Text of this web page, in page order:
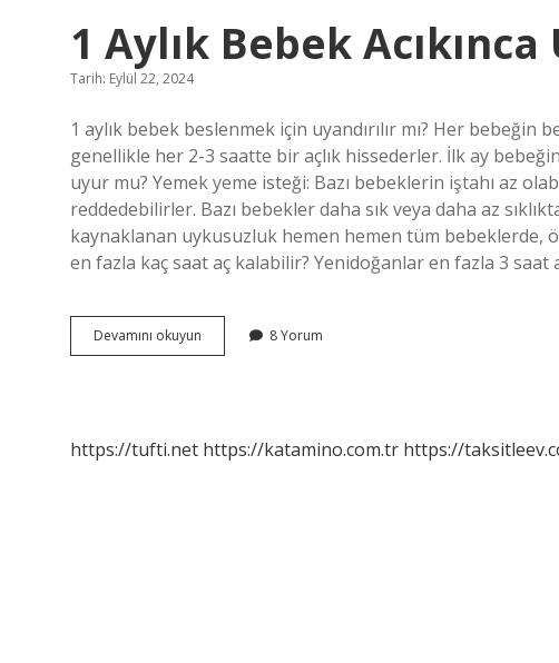
1 Aylık Bebek Acıkınca
Tarih: Eylül 22, 2024
1 aylık bebek beslenmek için uyandırılır mı? Her bebeğin
genellikle her 2-3 saatte bir açlık hissederler. İlk ay
uyur mu? Yemek yeme isteği: Bazı bebeklerin iştahı az
reddedebilirler. Bazı bebekler daha sık veya daha az
kaynaklanan uykusuzluk hemen hemen tüm bebeklerde,
en fazla kaç saat aç kalabilir? Yenidoğanlar en fazla 3 saat
Devamını okuyun
Aylık
8 Yorum
https://tufti.net https://katamino.com.tr https://